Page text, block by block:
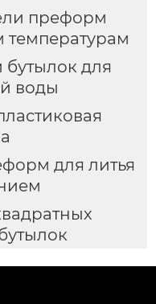
преформ
температурам
бутылок для
воды
для литья